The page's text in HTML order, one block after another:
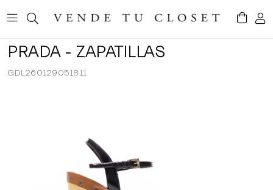
PRADA - ZAPATILLAS
GDL260129051811